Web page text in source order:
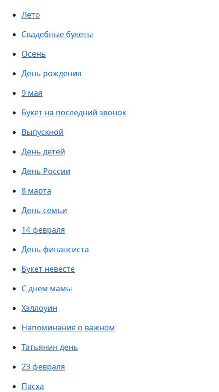
Лето
Свадебные букеты
Осень
День рождения
9 мая
Букет на последний звонок
Выпускной
День детей
День России
8 марта
День семьи
14 февраля
День финансиста
Букет невесте
С днем мамы
Хэллоуин
Напоминание о важном
Татьянин день
23 февраля
Пасха